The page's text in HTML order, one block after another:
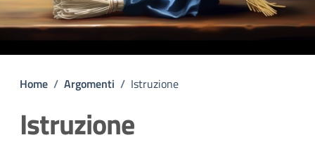
Home / Argomenti / Istruzione
Istruzione